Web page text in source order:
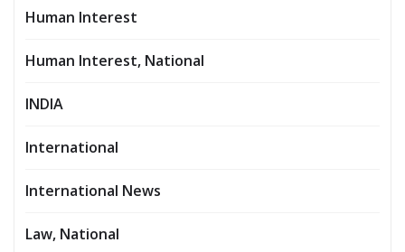
Human Interest
Human Interest, National
INDIA
International
International News
Law, National